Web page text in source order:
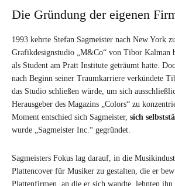
Die Gründung der eigenen
1993 kehrte Stefan Sagmeister nach New York
Grafikdesignstudio „M&Co“ von Tibor Kalman
als Student am Pratt Institute geträumt hatte.
nach Beginn seiner Traumkarriere verkündete
das Studio schließen würde, um sich
Herausgeber des Magazins „Colors“ zu
Moment entschied sich Sagmeister, sich
wurde „Sagmeister Inc.“ gegründet.
Sagmeisters Fokus lag darauf, in die
Plattencover für Musiker zu gestalten, die er
Plattenfirmen, an die er sich wandte, lehnten ihn